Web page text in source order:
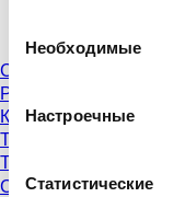
вами их сервисов.
согласия
Необходимые
Настроечные
Статистические
Сервис и поддержка
Рекомендации по
Калькулятор
Таблицы
Таблицы
Сертификаты партий